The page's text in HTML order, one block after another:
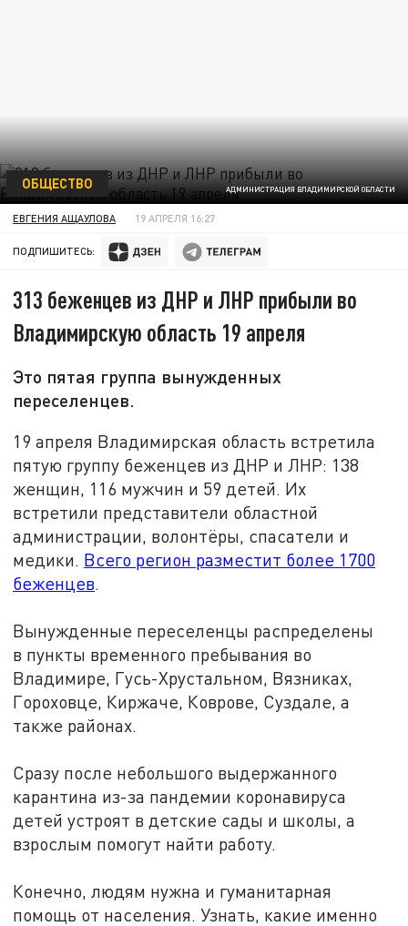
АДМИНИСТРАЦИЯ ВЛАДИМИРСКОЙ ОБЛАСТИ
ОБЩЕСТВО
ЕВГЕНИЯ АЩАУЛОВА 19 АПРЕЛЯ 16:27
ПОДПИШИТЕСЬ:
313 беженцев из ДНР и ЛНР прибыли во
Владимирскую область 19 апреля
Это пятая группа вынужденных
переселенцев.
19 апреля Владимирская область встретила
пятую группу беженцев из ДНР и ЛНР: 138
женщин, 116 мужчин и 59 детей. Их
встретили представители областной
администрации, волонтёры, спасатели и
медики. Всего регион разместит более 1700
беженцев.
Вынужденные переселенцы распределены
в пункты временного пребывания во
Владимире, Гусь-Хрустальном, Вязниках,
Гороховце, Киржаче, Коврове, Суздале, а
также районах.
Сразу после небольшого выдержанного
карантина из-за пандемии коронавируса
детей устроят в детские сады и школы, а
взрослым помогут найти работу.
Конечно, людям нужна и гуманитарная
помощь от населения. Узнать, какие именно